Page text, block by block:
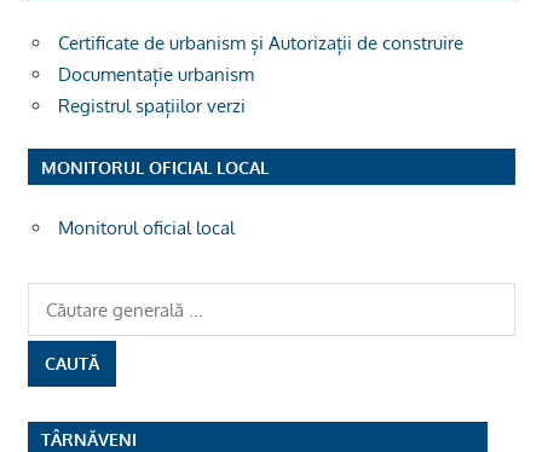
Certificate de urbanism și Autorizații de construire
Documentație urbanism
Registrul spațiilor verzi
MONITORUL OFICIAL LOCAL
Monitorul oficial local
TÂRNĂVENI